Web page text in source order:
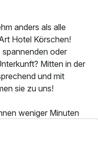
anders als alle
Hotel Körschen!
oder
Mitten in der
und mit
sie zu uns!
weniger Minuten